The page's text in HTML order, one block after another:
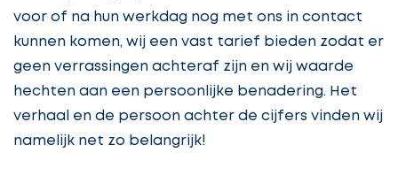
voor of na hun werkdag nog met ons in contact
kunnen komen, wij een vast tarief bieden zodat er
geen verrassingen achteraf zijn en wij waarde
hechten aan een persoonlijke benadering. Het
verhaal en de persoon achter de cijfers vinden wij
namelijk net zo belangrijk!